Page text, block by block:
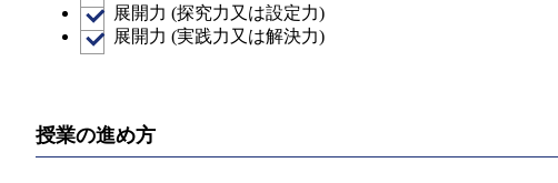
展開力 (探究力又は設定力)
展開力 (実践力又は解決力)
授業の進め方